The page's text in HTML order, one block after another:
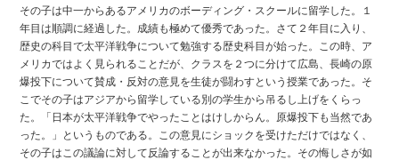
その子は中一からあるアメリカのボーディング・スクールに留学した。１
年目は順調に経過した。成績も極めて優秀であった。さて２年目に入り、
歴史の科目で太平洋戦争について勉強する歴史科目が始った。この時、ア
メリカではよく見られることだが、クラスを２つに分けて広島、長崎の原
爆投下について賛成・反対の意見を生徒が闘わすという授業であった。そ
こでその子はアジアから留学している別の学生から吊るし上げをくらっ
た。「日本が太平洋戦争でやったことはけしからん。原爆投下も当然であ
った。」というものである。この意見にショックを受けただけではなく、
その子はこの議論に対して反論することが出来なかった。その悔しさが如